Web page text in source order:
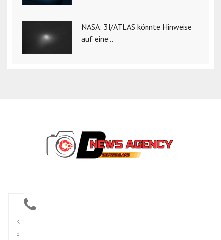
NASA: 3I/ATLAS könnte Hinweise
auf eine ..
K
o